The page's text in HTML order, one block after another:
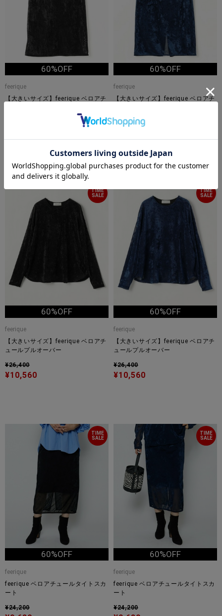
60%OFF
feerique
【大きいサイズ】feerique ベロアチ
60%OFF
feerique
【大きいサイズ】feerique ベロアチ
¥24,200
大きいサイズ
TIME
SALE
60%OFF
feerique
【大きいサイズ】feerique ベロアチ
ュールプルオーバー
¥26,400
¥10,560
TIME
SALE
60%OFF
feerique
【大きいサイズ】feerique ベロアチ
ュールプルオーバー
¥26,400
¥10,560
TIME
SALE
60%OFF
feerique
feerique ベロアチュールタイトスカ
ート
¥24,200
TIME
SALE
60%OFF
feerique
feerique ベロアチュールタイトスカ
ート
¥24,200